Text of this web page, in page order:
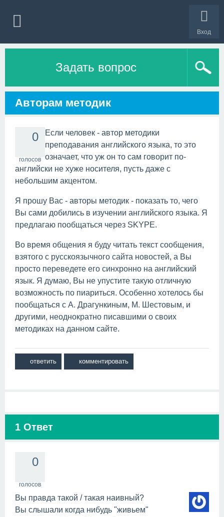
Вход
Задать вопрос
Авторам методик
0
голосов
Если человек - автор методики
преподавания английского языка, то это
означает, что уж он то сам говорит по-
английски не хуже носителя, пусть даже с
небольшим акцентом.
Я прошу Вас - авторы методик - показать то, чего
Вы сами добились в изучении английского языка. Я
предлагаю пообщаться через SKYPE.
Во время общения я буду читать текст сообщения,
взятого с русскоязычного сайта новостей, а Вы
просто переведете его синхронно на английский
язык. Я думаю, Вы не упустите такую отличную
возможность по пиариться. Особенно хотелось бы
пообщаться с А. Драгункиным, М. Шестовым, и
другими, неоднократно писавшими о своих
методиках на данном сайте.
1 Ответ
0
голосов
Вы правда такой / такая наивный?
Вы слышали когда нибудь "живьем"